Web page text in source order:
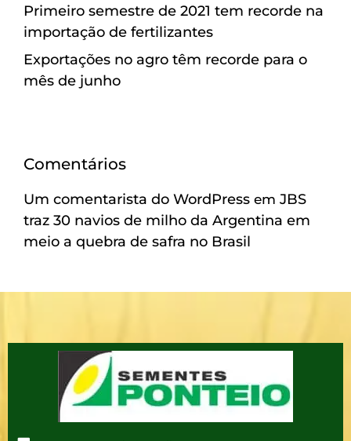
Primeiro semestre de 2021 tem recorde na
importação de fertilizantes
Exportações no agro têm recorde para o
mês de junho
Comentários
Um comentarista do WordPress em JBS
traz 30 navios de milho da Argentina em
meio a quebra de safra no Brasil